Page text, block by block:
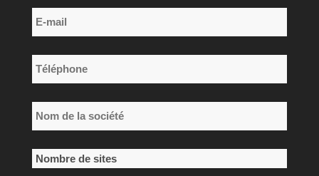
de
E-
mail
*
Téléphone
*
Nom
de
la
société
Nombre